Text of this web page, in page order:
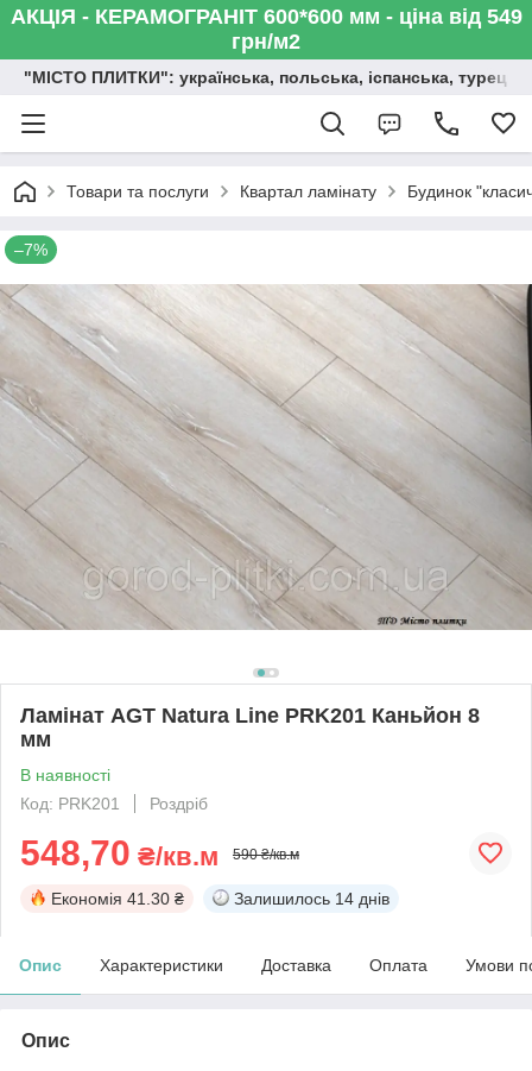
АКЦІЯ - КЕРАМОГРАНІТ 600*600 мм - ціна від 549
грн/м2
"МІСТО ПЛИТКИ": українська, польська, іспанська,
Товари та послуги Квартал ламінату Будинок
–7%
Ламінат AGT Natura Line PRK201 Каньйон 8
мм
В наявності
Код: PRK201
Роздріб
548,70 ₴/кв.м 590 ₴/кв.м
Економія 41.30 ₴ Залишилось 14 днів
Опис Характеристики Доставка Оплата Умови
Опис